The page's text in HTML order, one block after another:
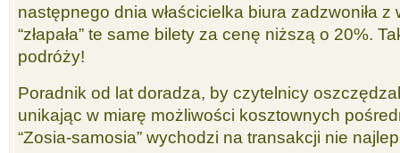
następnego dnia właścicielka biura zadzwoniła
“złapała” te same bilety za cenę niższą o 20%.
podróży!
Poradnik od lat doradza, by czytelnicy
unikając w miarę możliwości kosztownych
“Zosia-samosia” wychodzi na transakcji nie